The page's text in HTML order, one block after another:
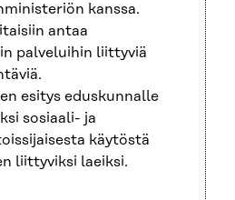
kanssa.
antaa
palveluihin liittyviä
esitys eduskunnalle
sosiaali- ja
käytöstä
liittyviksi laeiksi.